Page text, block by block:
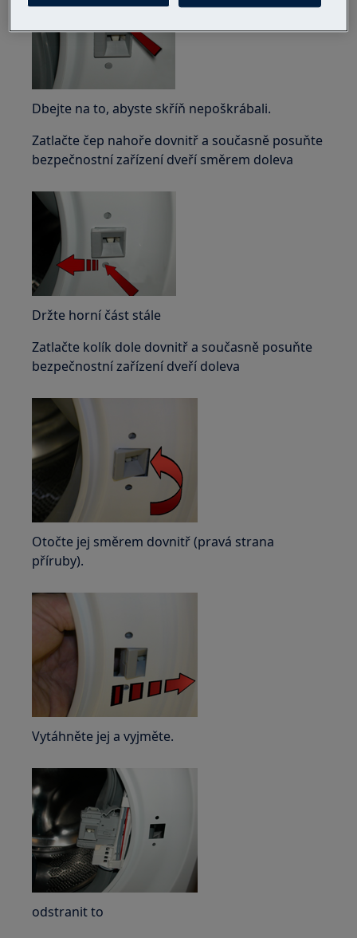
Dbejte na to, abyste skříň nepoškrábali.
Zatlačte čep nahoře dovnitř a současně posuňte
bezpečnostní zařízení dveří směrem doleva
Držte horní část stále
Zatlačte kolík dole dovnitř a současně posuňte
bezpečnostní zařízení dveří doleva
Otočte jej směrem dovnitř (pravá strana
příruby).
Vytáhněte jej a vyjměte.
odstranit to